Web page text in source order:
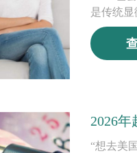
是传统
2026
“想去美